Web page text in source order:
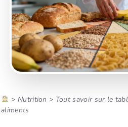
> Nutrition > Tout savoir sur le
aliments